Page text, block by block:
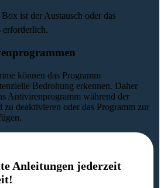
ist der Austausch oder das
erforderlich.
können das Programm
Bedrohung erkennen. Daher
Antivirenprogramm während der
zu deaktivieren oder das Programm zur
Anleitungen jederzeit